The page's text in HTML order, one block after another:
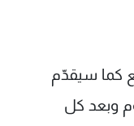
كما سيقدّم
وبعد كل